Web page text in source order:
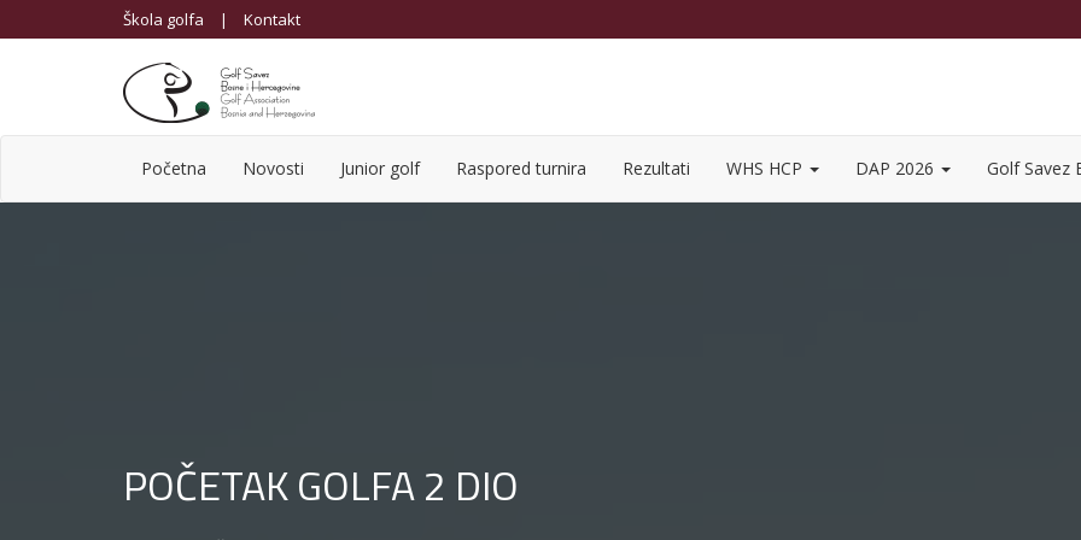
Škola golfa | Kontakt
Početna Novosti Junior golf Raspored turnira Rezultati WHS HCP DAP 2026 Golf Savez
POČETAK GOLFA 2 DIO